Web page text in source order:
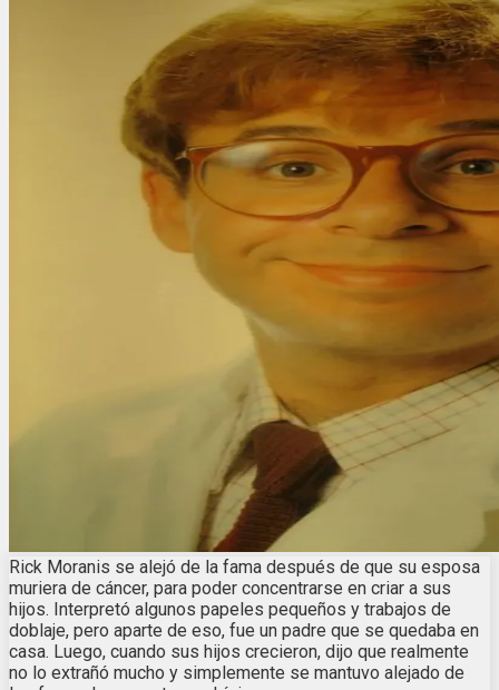
Rick Moranis se alejó de la fama después de que su esposa
muriera de cáncer, para poder concentrarse en criar a sus
hijos. Interpretó algunos papeles pequeños y trabajos de
doblaje, pero aparte de eso, fue un padre que se quedaba en
casa. Luego, cuando sus hijos crecieron, dijo que realmente
no lo extrañó mucho y simplemente se mantuvo alejado de